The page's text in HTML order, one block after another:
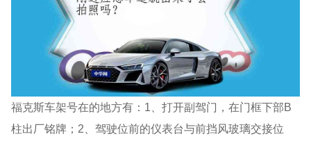
福克斯车架号在的地方有：1、打开副驾门，在门框下部B
柱出厂铭牌；2、驾驶位前的仪表台与前挡风玻璃交接位